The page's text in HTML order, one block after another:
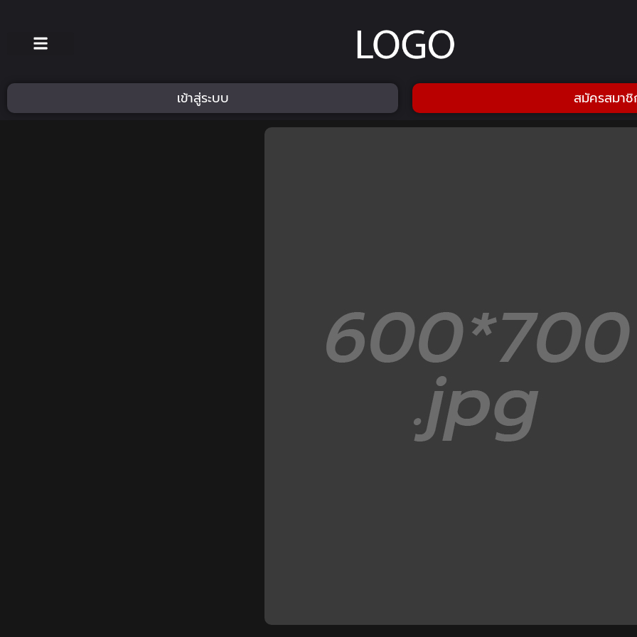
เข้าสู่ระบบ สมัครสมา